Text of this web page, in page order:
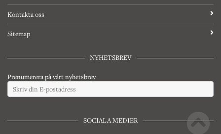
Kontakta oss
Sitemap
NYHETSBREV
Prenumerera på vårt nyhetsbrev
SOCIALA MEDIER